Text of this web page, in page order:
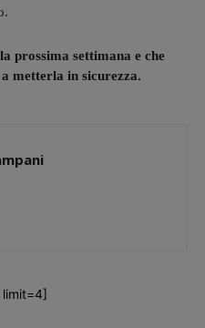
prossima settimana e che
metterla in sicurezza.